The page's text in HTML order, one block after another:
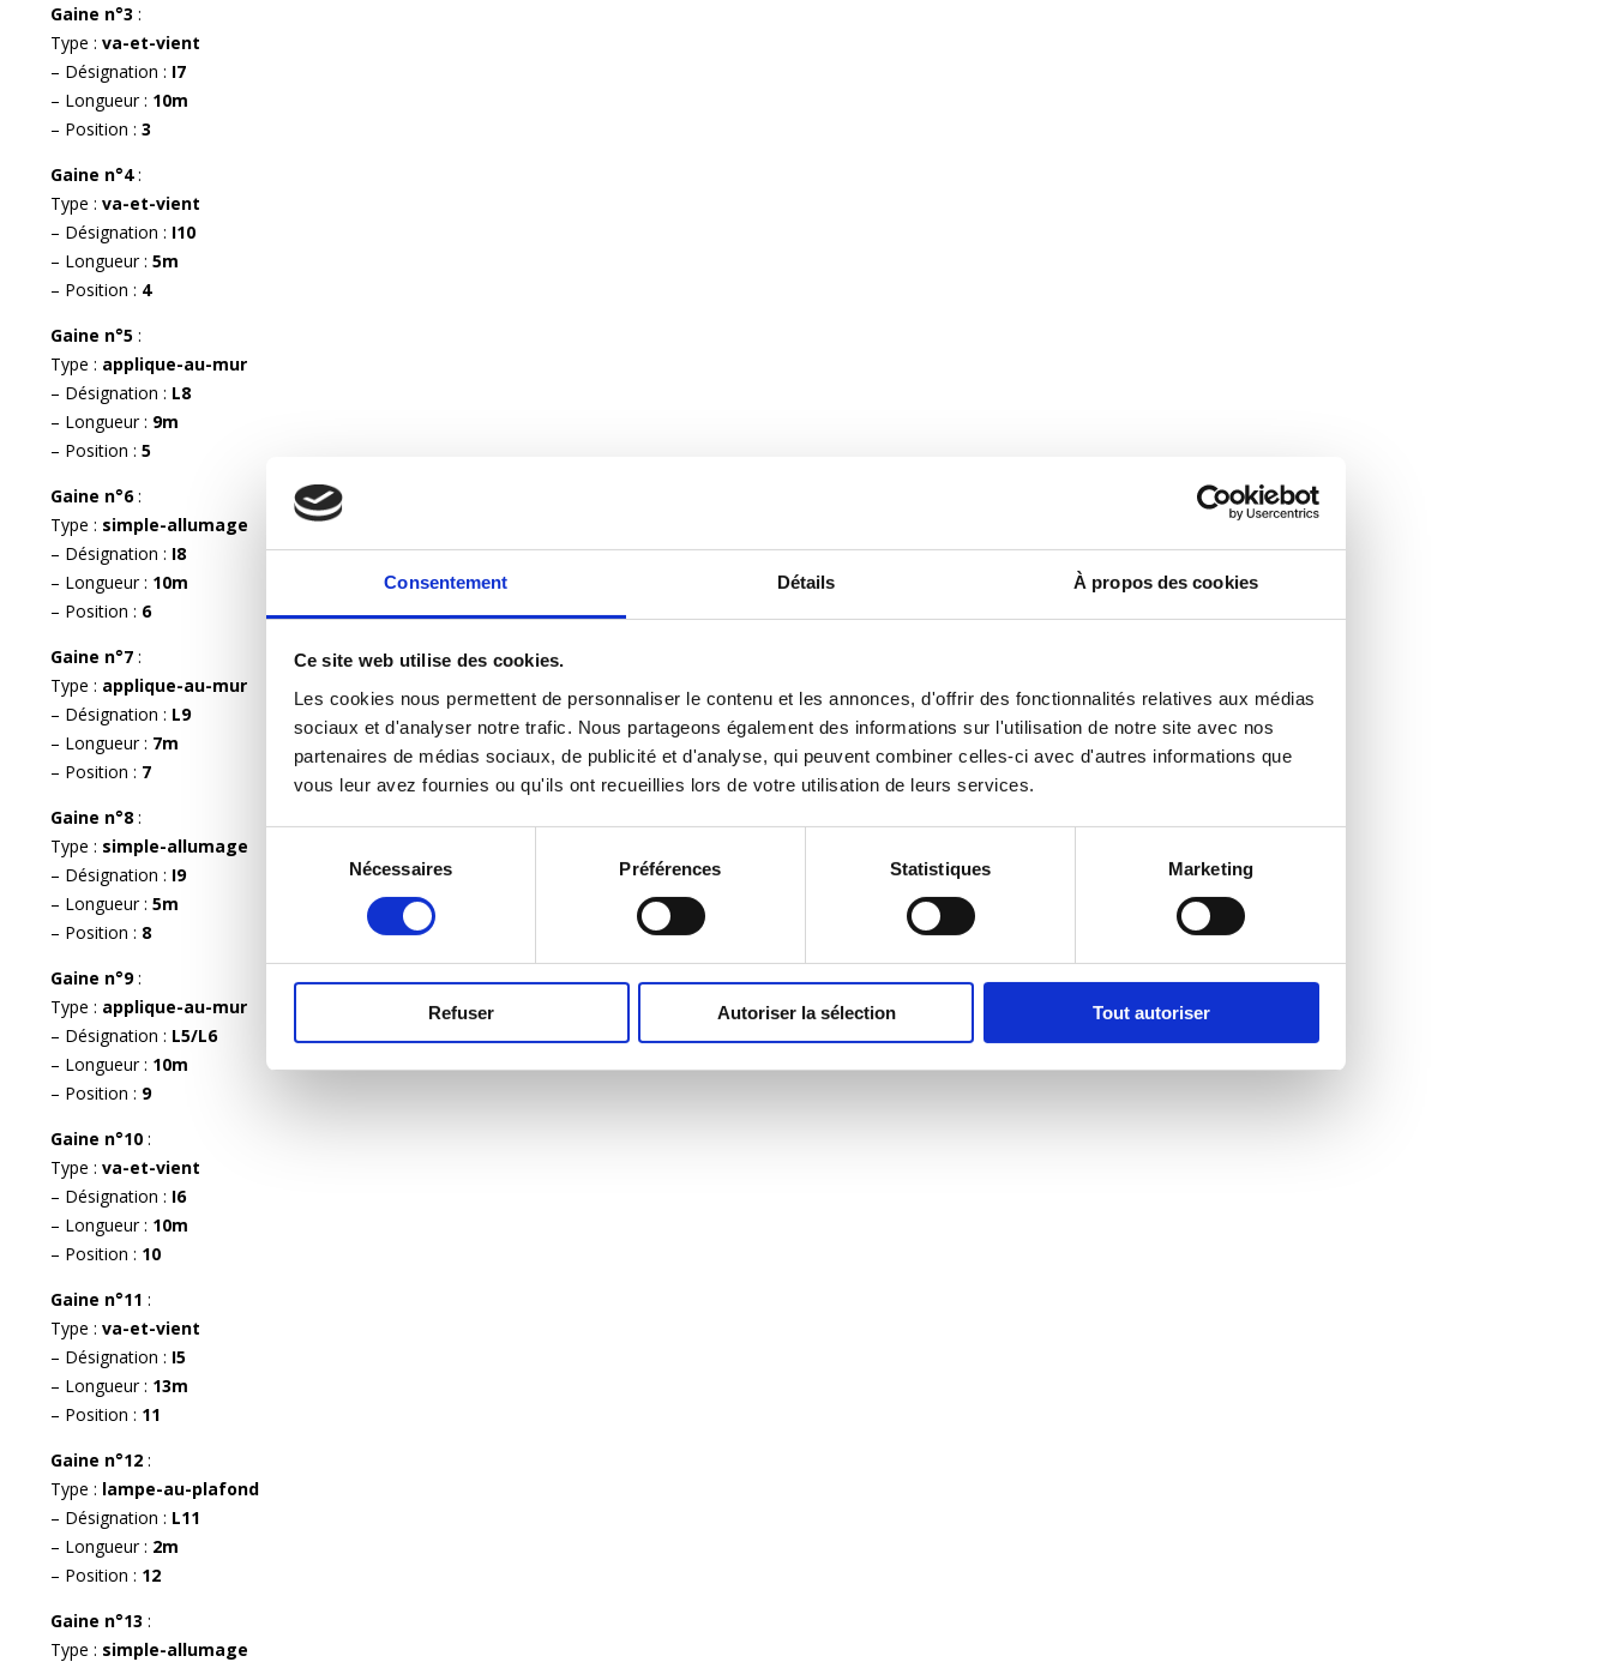
Consentement Détails À propos des cookies
Ce site web utilise des cookies.
Les cookies nous permettent de personnaliser le contenu et les annonces, d'offrir des fonctionnalités relatives aux médias
sociaux et d'analyser notre trafic. Nous partageons également des informations sur l'utilisation de notre site avec nos
partenaires de médias sociaux, de publicité et d'analyse, qui peuvent combiner celles-ci avec d'autres informations que
vous leur avez fournies ou qu'ils ont recueillies lors de votre utilisation de leurs services.
consentement
Nécessaires Préférences Statistiques Marketing
Refuser Autoriser la sélection Tout autoriser
Gaine n°3 :
Type : va-et-vient
– Désignation : I7
– Longueur : 10m
– Position : 3
Gaine n°4:
Type : va-et-vient
– Désignation : I10
– Longueur : 5m
– Position : 4
Gaine n°5 :
Type : applique-au-mur
– Désignation : L8
– Longueur : 9m
– Position : 5
Gaine n°6:
Type : simple-allumage
– Désignation : I8
– Longueur : 10m
– Position : 6
Gaine n°7 :
Type : applique-au-mur
– Désignation : L9
– Longueur : 7m
– Position : 7
Gaine n°8 :
Type : simple-allumage
– Désignation : I9
– Longueur : 5m
– Position : 8
Gaine n°9:
Type : applique-au-mur
– Désignation : L5/L6
– Longueur : 10m
– Position : 9
Gaine n°10 :
Type : va-et-vient
– Désignation : I6
– Longueur : 10m
– Position : 10
Gaine n°11 :
Type : va-et-vient
– Désignation : I5
– Longueur : 13m
– Position : 11
Gaine n°12 :
Type : lampe-au-plafond
– Désignation : L11
– Longueur : 2m
– Position : 12
Gaine n°13 :
Type : simple-allumage